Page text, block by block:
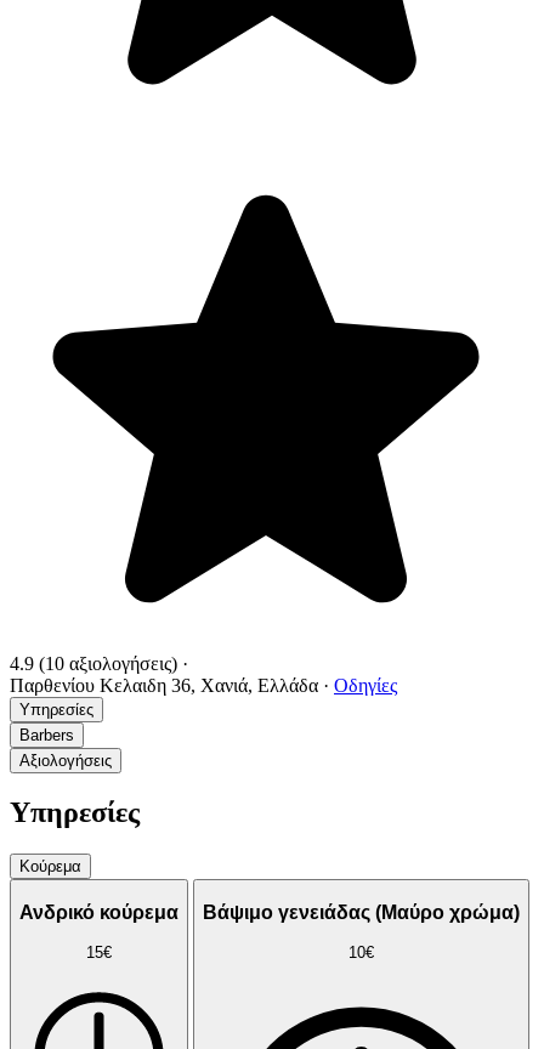
4.9 (10 αξιολογήσεις) ·
Παρθενίου Κελαιδη 36, Χανιά, Ελλάδα · Οδηγίες
Υπηρεσίες
Barbers
Αξιολογήσεις
Υπηρεσίες
Κούρεμα
Ανδρικό κούρεμα
15€
Βάψιμο γενειάδας (Μαύρο χρώμα)
10€